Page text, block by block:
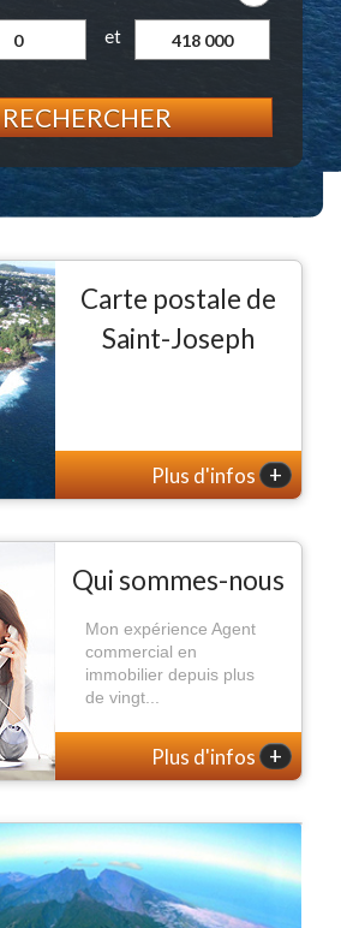
et
RECHERCHER
Carte postale de
Saint-Joseph
Plus d'infos +
Qui sommes-nous
Mon expérience Agent
commercial en
immobilier depuis plus
de vingt...
Plus d'infos +